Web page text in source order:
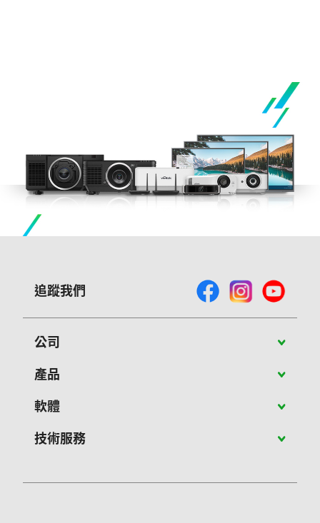
追蹤我們
公司
關於Vivitek
最新消息
產品
攜帶型投影機
教育應用投影機
大型展演投影機
軟體
PJ-Control 軟體
NovoConnect Stage
技術服務